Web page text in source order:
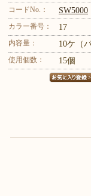
コードNo.： SW5000
カラー番号： 17
内容量： 10ケ（
使用個数： 15個